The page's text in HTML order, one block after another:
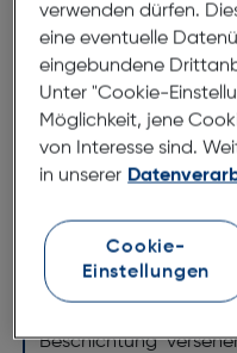
Slimfit –
klobiges
Lerne unsere bisher
neue super-slim
trotzdem ist sie
verbesserten
recyceltem Kunststoff
Beschichtung
verwenden dürfen.
eine eventuelle
eingebundene
Unter "Cookie-
Möglichkeit, jene
von Interesse sind.
in unserer
Cookie-
Einstellungen